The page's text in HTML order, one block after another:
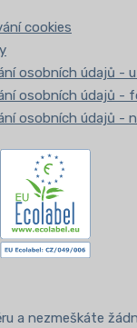
cookies
osobních údajů -
osobních údajů -
osobních údajů -
a nezmeškáte